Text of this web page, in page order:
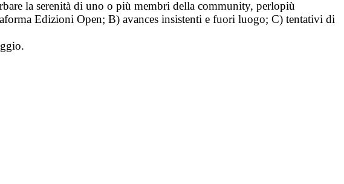
la serenità di uno o più membri della community, perlopiù
Edizioni Open; B) avances insistenti e fuori luogo; C) tentativi di